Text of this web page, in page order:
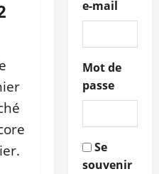
e-mail
Mot de
passe
Se
souvenir